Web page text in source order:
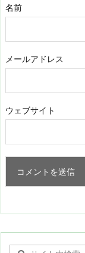
名前
メールアドレス
ウェブサイト